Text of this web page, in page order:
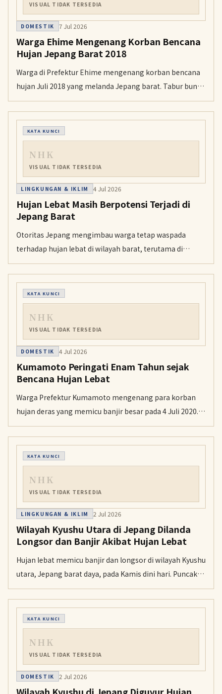
VISUAL TIDAK TERSEDIA
DOMESTIK 7 Jul 2026
Warga Ehime Mengenang Korban Bencana
Hujan Jepang Barat 2018
Warga di Prefektur Ehime mengenang korban bencana
hujan Juli 2018 yang melanda Jepang barat. Tabur bunga
dan doa digelar di sejumlah lokasi, termasuk di Uwajima
dan Ozu.
KATA KUNCI
NHK
VISUAL TIDAK TERSEDIA
LINGKUNGAN & IKLIM 4 Jul 2026
Hujan Lebat Masih Berpotensi Terjadi di
Jepang Barat
Otoritas Jepang mengimbau warga tetap waspada
terhadap hujan lebat di wilayah barat, terutama di
daerah yang tanahnya sudah labil akibat hujan
sebelumnya. Banjir, longsor, luapan sungai, petir, dan
tornado juga perlu diwaspadai.
KATA KUNCI
NHK
VISUAL TIDAK TERSEDIA
DOMESTIK 4 Jul 2026
Kumamoto Peringati Enam Tahun sejak
Bencana Hujan Lebat
Warga Prefektur Kumamoto mengenang para korban
hujan deras yang memicu banjir besar pada 4 Juli 2020.
Di tengah kemajuan pemulihan, sejumlah daerah masih
menghadapi penurunan jumlah penduduk.
KATA KUNCI
NHK
VISUAL TIDAK TERSEDIA
LINGKUNGAN & IKLIM 2 Jul 2026
Wilayah Kyushu Utara di Jepang Dilanda
Longsor dan Banjir Akibat Hujan Lebat
Hujan lebat memicu banjir dan longsor di wilayah Kyushu
utara, Jepang barat daya, pada Kamis dini hari. Puncak
hujan deras telah berlalu, tetapi petugas cuaca meminta
masyarakat tetap waspada terhadap kemungkinan
longsor susulan dan naiknya permukaan sungai.
KATA KUNCI
NHK
VISUAL TIDAK TERSEDIA
DOMESTIK 2 Jul 2026